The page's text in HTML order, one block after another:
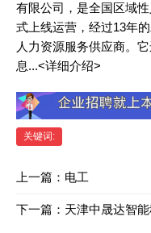
有限公司，是全国区域
式上线运营，经过13年
人力资源服务供应商。
息...<详细介绍>
关键词:
上一篇： 电工
下一篇： 天津中晟达智